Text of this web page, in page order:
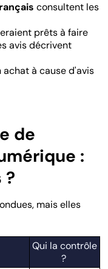
consultent les
prêts à faire
avis décrivent
achat à cause d'avis
de
:
?
mais elles
Qui la contrôle
?